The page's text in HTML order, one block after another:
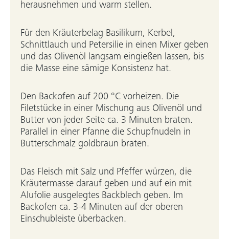
herausnehmen und warm stellen.
Für den Kräuterbelag Basilikum, Kerbel,
Schnittlauch und Petersilie in einen Mixer geben
und das Olivenöl langsam eingießen lassen, bis
die Masse eine sämige Konsistenz hat.
Den Backofen auf 200 °C vorheizen. Die
Filetstücke in einer Mischung aus Olivenöl und
Butter von jeder Seite ca. 3 Minuten braten.
Parallel in einer Pfanne die Schupfnudeln in
Butterschmalz goldbraun braten.
Das Fleisch mit Salz und Pfeffer würzen, die
Kräutermasse darauf geben und auf ein mit
Alufolie ausgelegtes Backblech geben. Im
Backofen ca. 3-4 Minuten auf der oberen
Einschubleiste überbacken.